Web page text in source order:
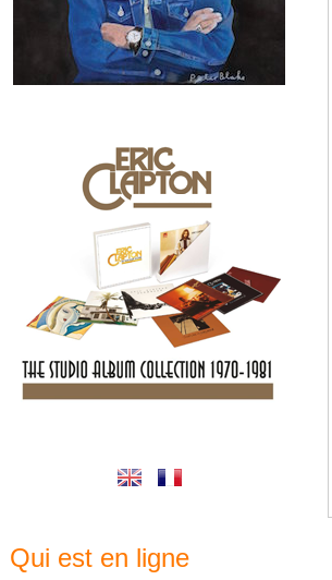
Qui est en ligne